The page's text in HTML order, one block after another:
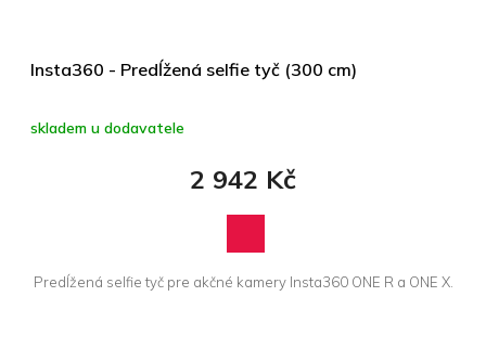
Insta360 - Predĺžená selfie tyč (300 cm)
skladem u dodavatele
2 942 Kč
Predĺžená selfie tyč pre akčné kamery Insta360 ONE R a ONE X.